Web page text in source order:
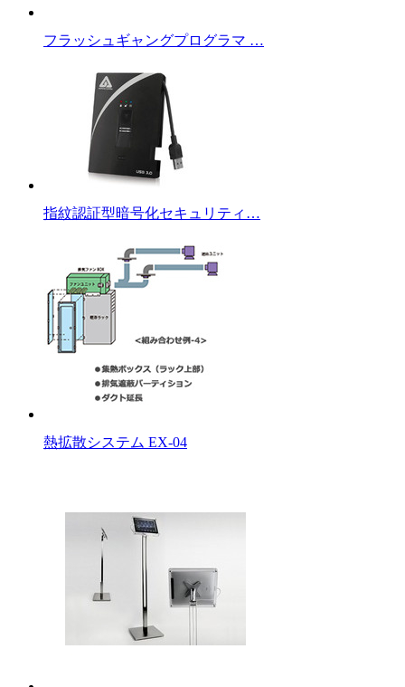
フラッシュギャングプログラマ …
指紋認証型暗号化セキュリティ…
熱拡散システム EX-04